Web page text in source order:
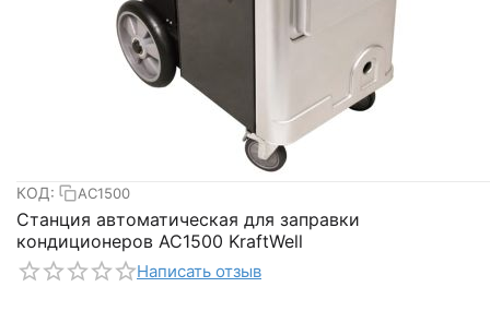
КОД: AC1500
Станция автоматическая для заправки
кондиционеров AC1500 KraftWell
Написать отзыв